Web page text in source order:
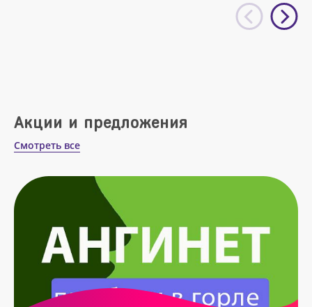
Акции и предложения
Смотреть все